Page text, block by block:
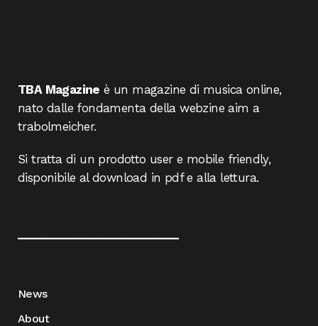
TBA Magazine è un magazine di musica online,
nato dalle fondamenta della webzine aim a
trabolmeicher.
Si tratta di un prodotto user e mobile friendly,
disponibile al download in pdf e alla lettura.
News
About